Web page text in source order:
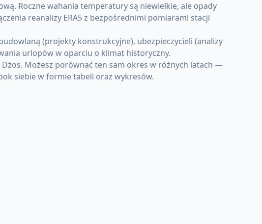
Roczne wahania temperatury są niewielkie, ale opady
reanalizy ERA5 z bezpośrednimi pomiarami stacji
(projekty konstrukcyjne), ubezpieczycieli (analizy
urlopów w oparciu o klimat historyczny.
Możesz porównać ten sam okres w różnych latach —
siebie w formie tabeli oraz wykresów.